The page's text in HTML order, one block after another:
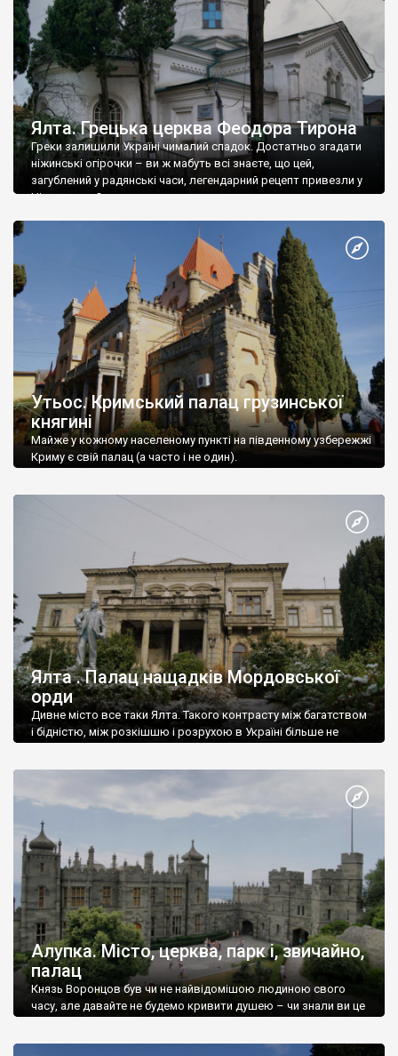
Ялта. Грецька церква Феодора Тирона
Греки залишили Україні чималий спадок. Достатньо згадати
ніжинські огірочки – ви ж мабуть всі знаєте, що цей,
загублений у радянські часи, легендарний рецепт привезли у
Ніжин греки?
Утьос. Кримський палац грузинської
княгині
Майже у кожному населеному пункті на південному узбережжі
Криму є свій палац (а часто і не один).
Ялта . Палац нащадків Мордовської
орди
Дивне місто все таки Ялта. Такого контрасту між багатством
і бідністю, між розкішшю і розрухою в Україні більше не
Алупка. Місто, церква, парк і, звичайно,
палац
Князь Воронцов був чи не найвідомішою людиною свого
часу, але давайте не будемо кривити душею – чи знали ви це